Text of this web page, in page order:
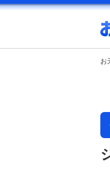
お